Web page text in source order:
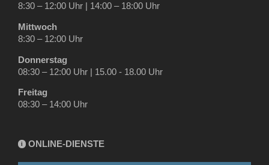
8:30 – 12:00 Uhr | 14:00 – 18:00 Uhr
Mittwoch
8:30 – 12:00 Uhr
Donnerstag
08:30 – 12:00 Uhr | 15.00 - 18.00 Uhr
Freitag
08:30 – 14:00 Uhr
i ONLINE-DIENSTE